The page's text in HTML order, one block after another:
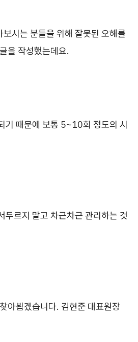
시는 분들을 위해 잘못된 오해를
을 작성했는데요.
기 때문에 보통 5~10회 정도의 시
두르지 말고 차근차근 관리하는 것
아뵙겠습니다. 김현준 대표원장